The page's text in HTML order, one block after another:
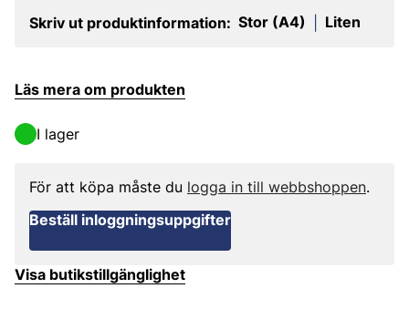
Skriv ut produktinformation: Stor (A4) Liten
Läs mera om produkten
I lager
För att köpa måste du logga in till webbshoppen.
Beställ inloggningsuppgifter
Visa butikstillgänglighet